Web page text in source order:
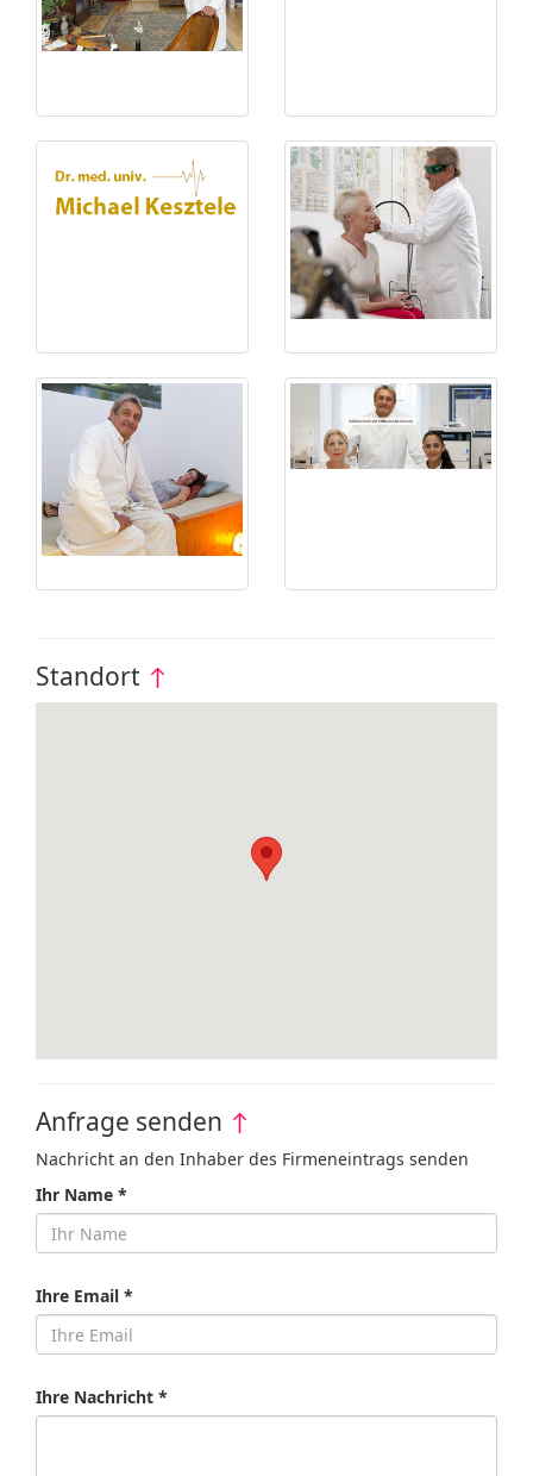
Standort ↑
Anfrage senden ↑
Nachricht an den Inhaber des Firmeneintrags senden
Ihr Name *
Ihre Email *
Ihre Nachricht *